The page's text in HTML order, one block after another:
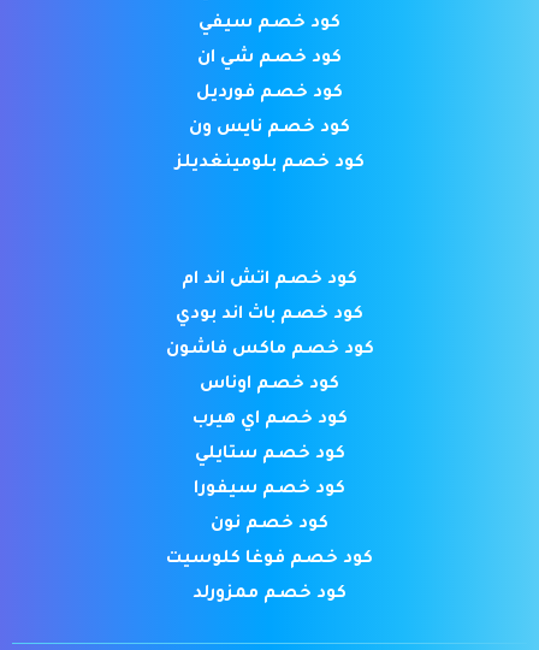
كود خصم سيفي
كود خصم شي ان
كود خصم فورديل
كود خصم نايس ون
كود خصم بلومينغديلز
كود خصم اتش اند ام
كود خصم باث اند بودي
كود خصم ماكس فاشون
كود خصم اوناس
كود خصم اي هيرب
كود خصم ستايلي
كود خصم سيفورا
كود خصم نون
كود خصم فوغا كلوسيت
كود خصم ممزورلد